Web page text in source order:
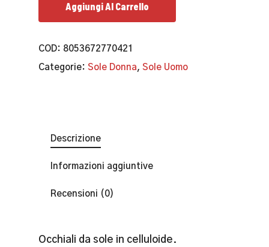
Aggiungi Al Carrello
COD: 8053672770421
Categorie: Sole Donna, Sole Uomo
Descrizione
Informazioni aggiuntive
Recensioni (0)
Occhiali da sole in celluloide.